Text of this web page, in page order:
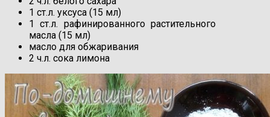
1 ст.л. уксуса (15 мл)
1 ст.л. рафинированного растительного
масла (15 мл)
масло для обжаривания
2 ч.л. сока лимона